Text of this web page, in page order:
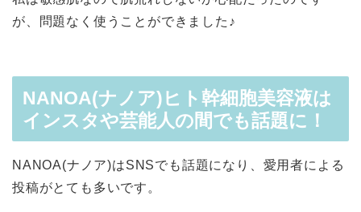
が、問題なく使うことができました♪
NANOA(ナノア)ヒト幹細胞美容液は
インスタや芸能人の間でも話題に！
NANOA(ナノア)はSNSでも話題になり、愛用者による
投稿がとても多いです。